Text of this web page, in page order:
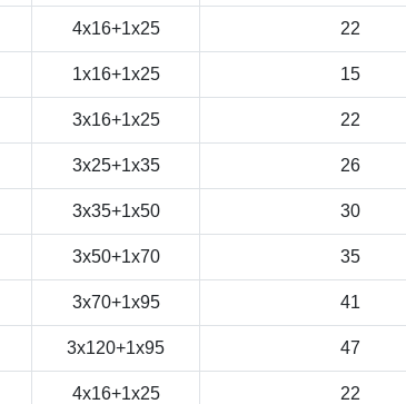
4x16+1x25 22
1x16+1x25 15
3x16+1x25 22
3x25+1x35 26
3x35+1x50 30
3x50+1x70 35
3x70+1x95 41
3x120+1x95 47
4x16+1x25 22